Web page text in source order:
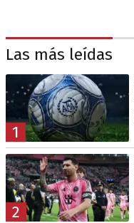
Las más leídas
1
2